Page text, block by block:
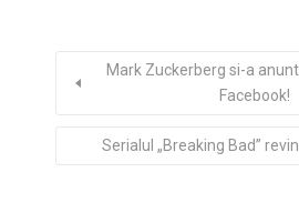
Mark Zuckerberg si-a
Facebook!
Serialul „Breaking Bad”